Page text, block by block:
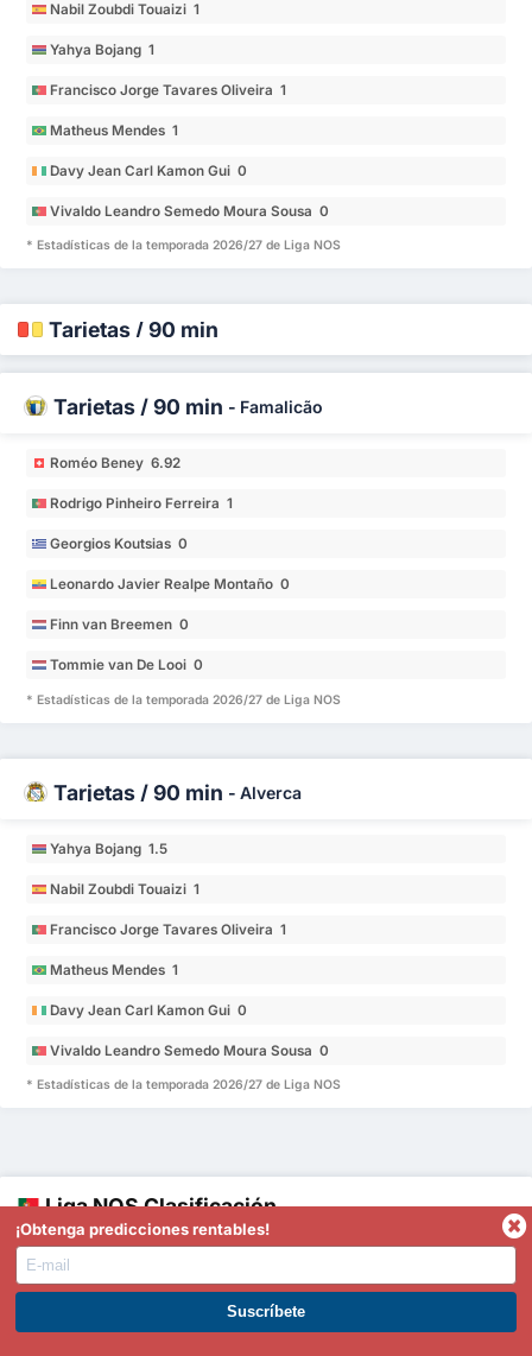
Nabil Zoubdi Touaizi 1
Yahya Bojang 1
Francisco Jorge Tavares Oliveira 1
Matheus Mendes 1
Davy Jean Carl Kamon Gui 0
Vivaldo Leandro Semedo Moura Sousa 0
* Estadísticas de la temporada 2026/27 de Liga NOS
Tarjetas / 90 min
Tarjetas / 90 min - Famalicão
Roméo Beney 6.92
Rodrigo Pinheiro Ferreira 1
Georgios Koutsias 0
Leonardo Javier Realpe Montaño 0
Finn van Breemen 0
Tommie van De Looi 0
* Estadísticas de la temporada 2026/27 de Liga NOS
Tarjetas / 90 min - Alverca
Yahya Bojang 1.5
Nabil Zoubdi Touaizi 1
Francisco Jorge Tavares Oliveira 1
Matheus Mendes 1
Davy Jean Carl Kamon Gui 0
Vivaldo Leandro Semedo Moura Sousa 0
* Estadísticas de la temporada 2026/27 de Liga NOS
Liga NOS Clasificación
Equipo PJ % GF GC DG Pts MG
1 100%
ÚNETE A PREMIUM. GANA AHORA.
¡Obtenga predicciones rentables!